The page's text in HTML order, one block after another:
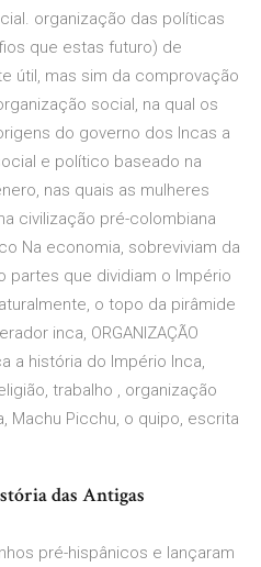
organização das políticas
que estas futuro) de
útil, mas sim da comprovação
social, na qual os
do governo dos Incas a
e político baseado na
nas quais as mulheres
civilização pré-colombiana
Na economia, sobreviviam da
partes que dividiam o Império
o topo da pirâmide
inca, ORGANIZAÇÃO
a história do Império Inca,
trabalho , organização
Machu Picchu, o quipo, escrita
das Antigas
pré-hispânicos e lançaram